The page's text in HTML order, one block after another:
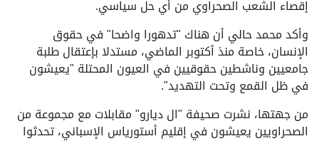
إقصاء الشعب الصحراوي من أي حل سياسي.
وأكد محمد حالي أن هناك "تدهورا واضحا" في حقوق
الإنسان، خاصة منذ أكتوبر الماضي، مستدلا بإعتقال طلبة
جامعيين وناشطين حقوقيين في العيون المحتلة "يعيشون
في ظل القمع وتحت التهديد".
من جهتها، نشرت صحيفة "ال ديارو" مقابلات مع مجموعة من
الصحراويين يعيشون في إقليم أستورياس الإسباني، تحدثوا